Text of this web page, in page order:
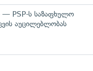
— PSP-ს საზაფხულო
აუცილებლობას